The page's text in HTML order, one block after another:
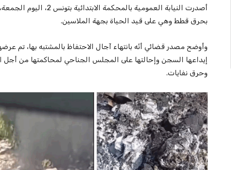
أصدرت النيابة العمومية
بحرق قطط وهي على قيد الحياة بجهة الملاسين.
وأوضح مصدر قضائي أنّه بانتهاء آجال الاحتفاظ بالمشتبه بها، تم
إيداعها السجن وإحالتها على المجلس الجناحي لمحاكمتها من أجل
وحرق نفايات.